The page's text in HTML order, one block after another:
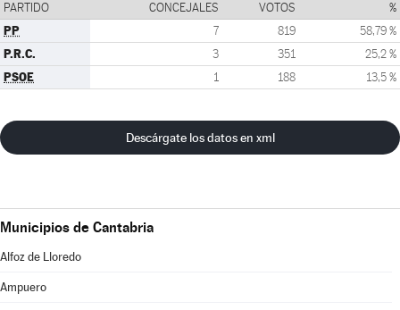
PARTIDO CONCEJALES VOTOS %
PP 7 819 58,79 %
P.R.C. 3 351 25,2 %
PSOE 1 188 13,5 %
Descárgate los datos en xml
Municipios de Cantabria
Alfoz de Lloredo
Ampuero